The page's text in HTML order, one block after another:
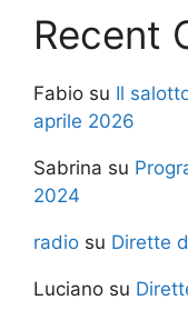
Recent
Fabio su Il
aprile 2026
Sabrina su
2024
radio su Dirette
Luciano su